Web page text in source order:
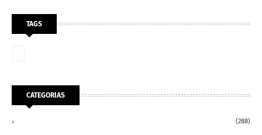
TAGS
CATEGORIAS
(288)